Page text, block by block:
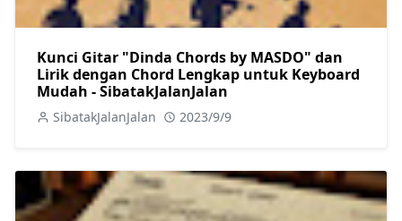
Kunci Gitar "Dinda Chords by MASDO" dan
Lirik dengan Chord Lengkap untuk Keyboard
Mudah - SibatakJalanJalan
SibatakJalanJalan 2023/9/9